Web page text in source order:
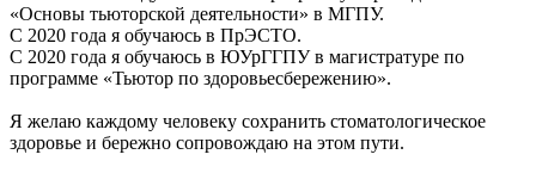
«Основы тьюторской деятельности» в МГПУ.
С 2020 года я обучаюсь в ПрЭСТО.
С 2020 года я обучаюсь в ЮУрГГПУ в магистратуре по
программе «Тьютор по здоровьесбережению».
Я желаю каждому человеку сохранить стоматологическое
здоровье и бережно сопровождаю на этом пути.